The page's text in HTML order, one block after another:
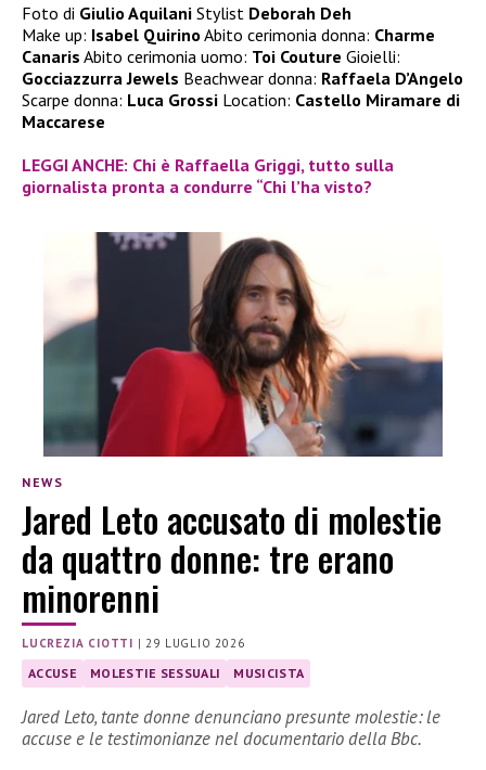
Foto di Giulio Aquilani Stylist Deborah Deh
Make up: Isabel Quirino Abito cerimonia donna: Charme
Canaris Abito cerimonia uomo: Toi Couture Gioielli:
Gocciazzurra Jewels Beachwear donna: Raffaela D’Angelo
Scarpe donna: Luca Grossi Location: Castello Miramare di
Maccarese
LEGGI ANCHE: Chi è Raffaella Griggi, tutto sulla
giornalista pronta a condurre “Chi l’ha visto?
NEWS
Jared Leto accusato di molestie
da quattro donne: tre erano
minorenni
LUCREZIA CIOTTI |29 LUGLIO 2026
ACCUSE MOLESTIE SESSUALI MUSICISTA
Jared Leto, tante donne denunciano presunte molestie: le
accuse e le testimonianze nel documentario della Bbc.